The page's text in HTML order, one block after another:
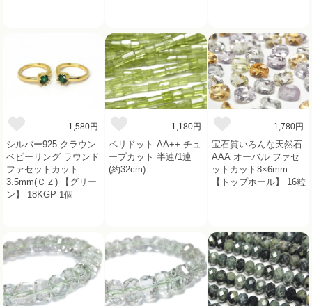
1,580円
シルバー925 クラウン
ベビーリング ラウンド
ファセットカット
3.5mm(ＣＺ) 【グリー
ン】 18KGP 1個
1,180円
ペリドット AA++ チュ
ーブカット 半連/1連
(約32cm)
1,780円
宝石質いろんな天然石
AAA オーバル ファセ
ットカット8×6mm
【トップホール】 16粒